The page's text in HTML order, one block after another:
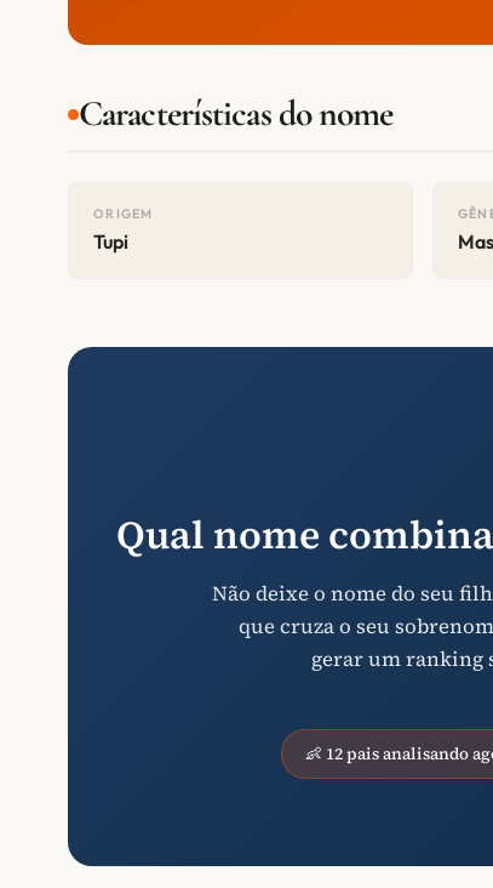
Características do nome
ORIGEM
Tupi
Qual nome
Não deixe o nome do seu
que cruza o seu
gerar um ranking
👶 12 pais analisando